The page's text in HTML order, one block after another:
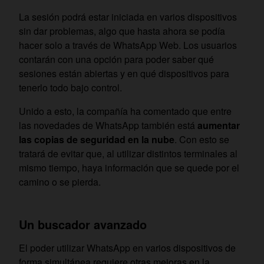
La sesión podrá estar iniciada en varios dispositivos
sin dar problemas, algo que hasta ahora se podía
hacer solo a través de WhatsApp Web. Los usuarios
contarán con una opción para poder saber qué
sesiones están abiertas y en qué dispositivos para
tenerlo todo bajo control.
Unido a esto, la compañía ha comentado que entre
las novedades de WhatsApp también está aumentar
las copias de seguridad en la nube. Con esto se
tratará de evitar que, al utilizar distintos terminales al
mismo tiempo, haya información que se quede por el
camino o se pierda.
Un buscador avanzado
El poder utilizar WhatsApp en varios dispositivos de